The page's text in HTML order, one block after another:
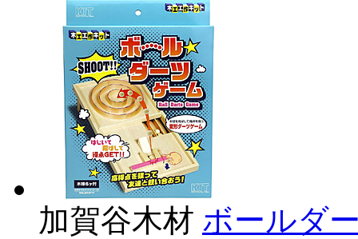
加賀谷木材 ボールダ